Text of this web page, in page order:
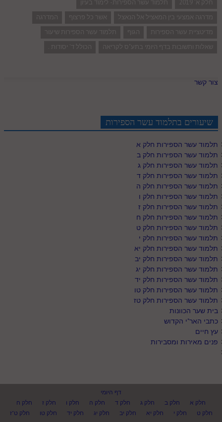
חלק א' 2019
תלמוד עשר הספירות- לימוד בעיון
מדרגה אמצעי בין המאציל אל הנאצל
אשר כל פרצוף
המדרגה
מדיטציית עשר הספירות
הגוף
תלמוד עשר הספירות שיעור
שאלות ותשובות בדף היומי בתע"ס לקריאה
הכולל ד' יסודות .
צור קשר
שיעורים בתלמוד עשר הספירות
תלמוד עשר הספירות חלק א
תלמוד עשר הספירות חלק ב
תלמוד עשר הספירות חלק ג
תלמוד עשר הספירות חלק ד
תלמוד עשר הספירות חלק ה
תלמוד עשר הספירות חלק ו
תלמוד עשר הספירות חלק ז
תלמוד עשר הספירות חלק ח
תלמוד עשר הספירות חלק ט
תלמוד עשר הספירות חלק י
תלמוד עשר הספירות חלק יא
תלמוד עשר הספירות חלק יב
תלמוד עשר הספירות חלק יג
תלמוד עשר הספירות חלק יד
תלמוד עשר הספירות חלק טו
תלמוד עשר הספירות חלק טז
בית שער הכוונות
כתבי האר"י הקדוש
עץ חיים
פנים מאירות ומסבירות
דף היומי
חלק א
חלק ב חלק ג חלק ד חלק ה חלק ו חלק ז
חלק ח
חלק ט
חלק י חלק יא חלק יב חלק יג חלק יד חלק טו
חלק ט"ז